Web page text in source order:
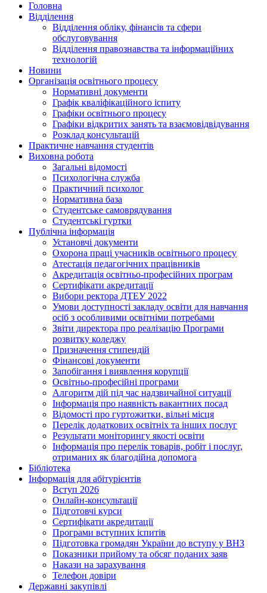
Головна
Відділення
Відділення обліку, фінансів та сфери
обслуговування
Відділення правознавства та інформаційних
технологій
Новини
Організація освітнього процесу
Нормативні документи
Графік кваліфікаційного іспиту
Графіки освітнього процесу
Графіки відкритих занять та взаємовідвідування
Розклад консультацій
Практичне навчання студентів
Виховна робота
Загальні відомості
Психологічна служба
Практичний психолог
Нормативна база
Студентське самоврядування
Студентські гуртки
Публічна інформація
Установчі документи
Охорона праці учасників освітнього процесу
Атестація педагогічних працівників
Акредитація освітньо-професійних програм
Сертифікати акредитації
Вибори ректора ДТЕУ 2022
Умови доступності закладу освіти для навчання
осіб з особливими освітніми потребами
Звіти директора про реалізацію Програми
розвитку коледжу
Призначення стипендій
Фінансові документи
Запобігання і виявлення корупції
Освітньо-професійні програми
Алгоритм дій під час надзвичайної ситуації
Інформація про наявність вакантних посад
Відомості про гуртожитки, вільні місця
Перелік додаткових освітніх та інших послуг
Результати моніторингу якості освіти
Інформація про перелік товарів, робіт і послуг,
отриманих як благодійна допомога
Бібліотека
Інформація для абітурієнтів
Вступ 2026
Онлайн-консультації
Підготовчі курси
Сертифікати акредитації
Програми вступних іспитів
Підготовка громадян України до вступу у ВНЗ
Показники прийому та обсяг поданих заяв
Накази на зарахування
Телефон довіри
Державні закупівлі